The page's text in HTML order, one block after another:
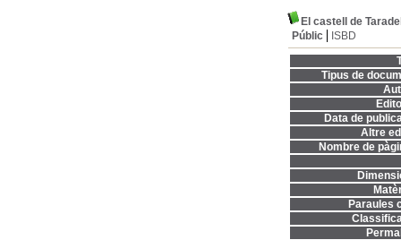
El castell de
Públic
ISBD
Tipus de
Data de
Altre
Nombre de
Paraules